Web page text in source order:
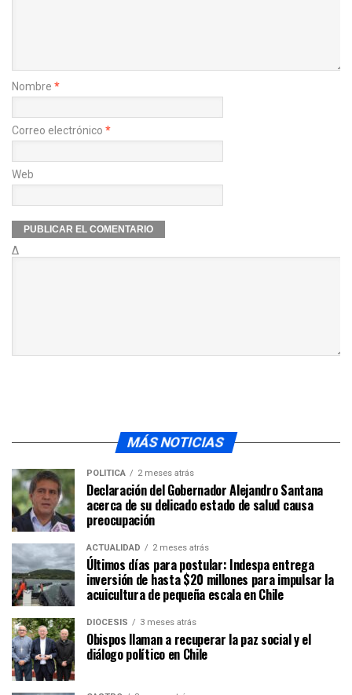
Nombre *
Correo electrónico *
Web
Δ
MÁS NOTICIAS
POLÍTICA 2 meses atrás
Declaración del Gobernador Alejandro Santana
acerca de su delicado estado de salud causa
preocupación
ACTUALIDAD 2 meses atrás
Últimos días para postular: Indespa entrega
inversión de hasta $20 millones para impulsar la
acuicultura de pequeña escala en Chile
DIÓCESIS 3 meses atrás
Obispos llaman a recuperar la paz social y el
diálogo político en Chile